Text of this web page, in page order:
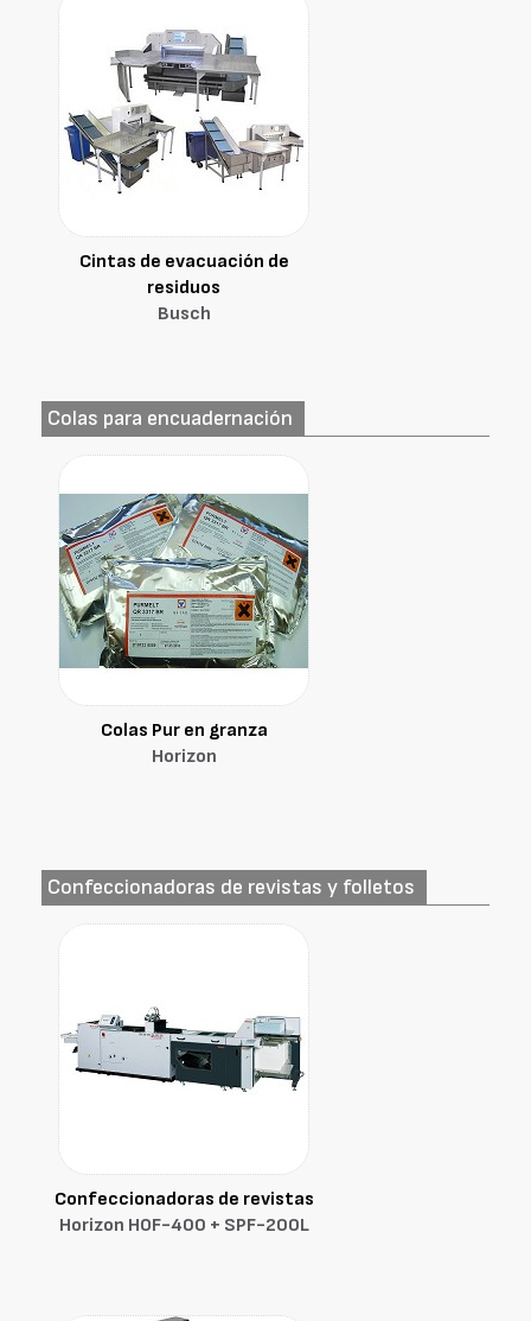
Cintas de evacuación de
residuos
Busch
Colas para encuadernación
Colas Pur en granza
Horizon
Confeccionadoras de revistas y folletos
Confeccionadoras de revistas
Horizon HOF-400 + SPF-200L